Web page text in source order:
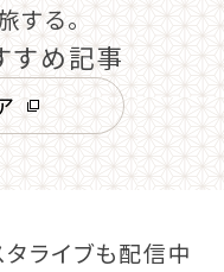
する。
すめ記事
タライブも配信中